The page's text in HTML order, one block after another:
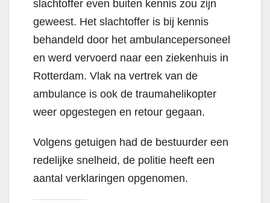
slachtoffer even buiten kennis zou zijn
geweest. Het slachtoffer is bij kennis
behandeld door het ambulancepersoneel
en werd vervoerd naar een ziekenhuis in
Rotterdam. Vlak na vertrek van de
ambulance is ook de traumahelikopter
weer opgestegen en retour gegaan.
Volgens getuigen had de bestuurder een
redelijke snelheid, de politie heeft een
aantal verklaringen opgenomen.